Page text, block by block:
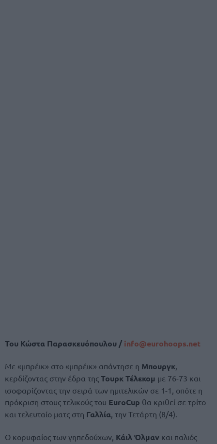
Του Κώστα Παρασκευόπουλου / info@eurohoops.net
Με «μπρέικ» στο «μπρέικ» απάντησε η Μπουργκ,
κερδίζοντας στην έδρα της Τουρκ Τέλεκομ με 76-73 και
ισοφαρίζοντας την σειρά των ημιτελικών σε 1-1, οπότε η
πρόκριση στους τελικούς του EuroCup θα κριθεί σε τρίτο
και τελευταίο ματς στη Γαλλία, την Τετάρτη (8/4).
Ο κορυφαίος των γηπεδούχων, Κάιλ Όλμαν και παλιός